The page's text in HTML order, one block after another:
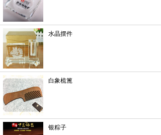
水晶摆件
白象梳篦
银粽子